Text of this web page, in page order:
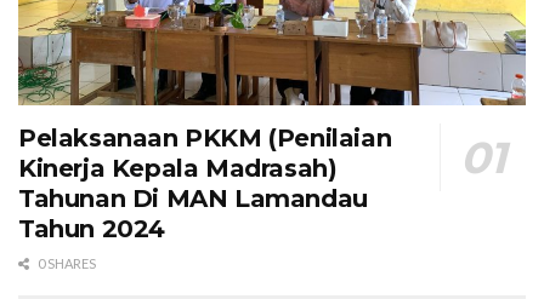
Pelaksanaan PKKM (Penilaian
Kinerja Kepala Madrasah)
Tahunan Di MAN Lamandau
Tahun 2024
0 SHARES